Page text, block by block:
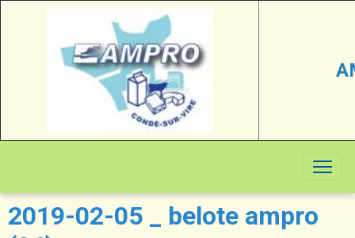
2019-02-05 _ belote ampro